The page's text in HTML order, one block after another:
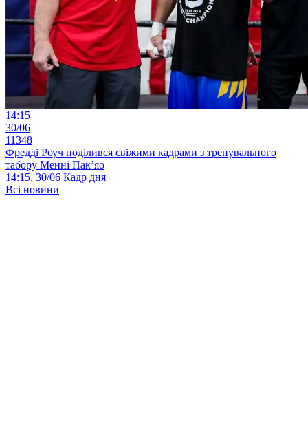
14:15
30/06
11348
Фредді Роуч поділився свіжими кадрами з тренувального
табору Менні Пак’яо
14:15, 30/06 Кадр дня
Всі новини